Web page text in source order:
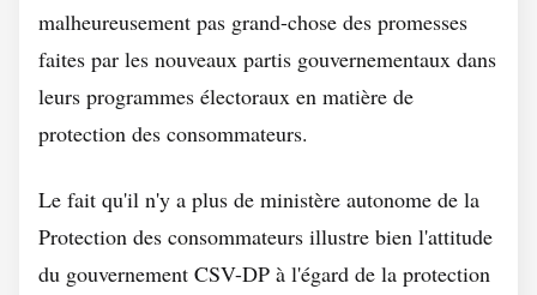
malheureusement pas grand-chose des promesses
faites par les nouveaux partis gouvernementaux dans
leurs programmes électoraux en matière de
protection des consommateurs.
Le fait qu'il n'y a plus de ministère autonome de la
Protection des consommateurs illustre bien l'attitude
du gouvernement CSV-DP à l'égard de la protection